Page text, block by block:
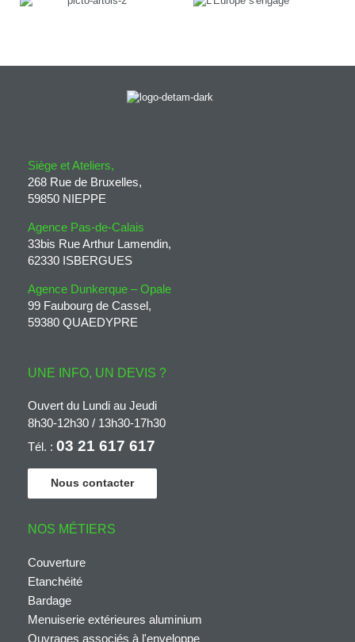
Siège et Ateliers,
268 Rue de Bruxelles,
59850 NIEPPE
Agence Pas-de-Calais
33bis Rue Arthur Lamendin,
62330 ISBERGUES
Agence Dunkerque – Opale
99 Faubourg de Cassel,
59380 QUAEDYPRE
UNE INFO, UN DEVIS ?
Ouvert du Lundi au Jeudi
8h30-12h30 / 13h30-17h30
Tél. : 03 21 617 617
Nous contacter
NOS MÉTIERS
Couverture
Etanchéité
Bardage
Menuiserie extérieures aluminium
Ouvrages associés à l'enveloppe